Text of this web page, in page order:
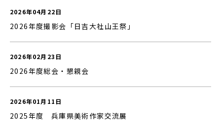
2026年04月22日
2026年度撮影会「日吉大社山王祭」
2026年02月23日
2026年度総会・懇親会
2026年01月11日
2025年度 兵庫県美術作家交流展